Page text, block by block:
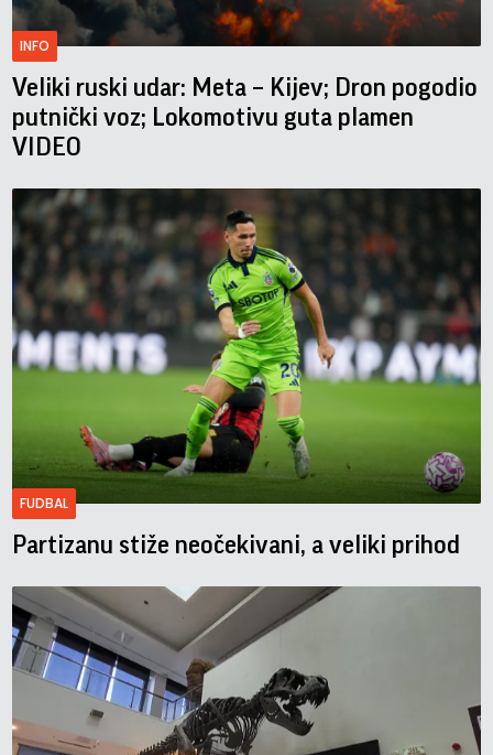
INFO
Veliki ruski udar: Meta – Kijev; Dron pogodio
putnički voz; Lokomotivu guta plamen
VIDEO
FUDBAL
Partizanu stiže neočekivani, a veliki prihod